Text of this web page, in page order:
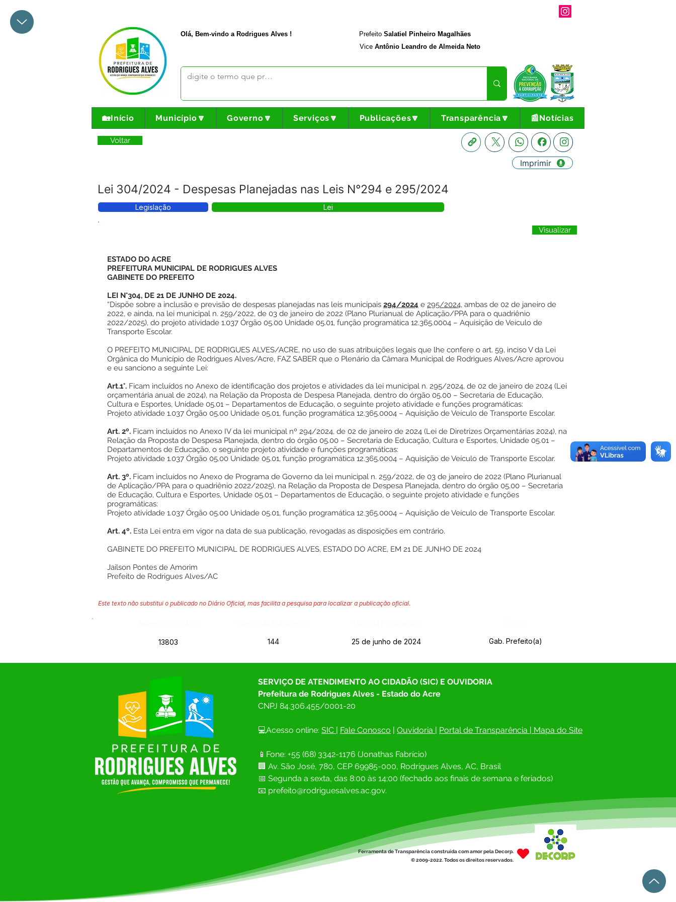
Olá, Bem-vindo a Rodrigues Alves ! Prefeito Salatiel Pinheiro Magalhães
Vice Antônio Leandro de Almeida Neto
🏡Início Município🔽 Governo🔽 Serviços🔽 Publicações🔽 Transparência🔽 📰Notícias
Voltar
Lei 304/2024 - Despesas Planejadas nas Leis N°294 e 295/2024
Imprimir
Legislação Lei
Visualizar
ESTADO DO ACRE
PREFEITURA MUNICIPAL DE RODRIGUES ALVES
GABINETE DO PREFEITO
LEI N°304, DE 21 DE JUNHO DE 2024.
“Dispõe sobre a inclusão e previsão de despesas planejadas nas leis municipais 294/2024 e 295/2024, ambas de 02 de janeiro de
2022, e ainda, na lei municipal n. 259/2022, de 03 de janeiro de 2022 (Plano Plurianual de Aplicação/PPA para o quadriênio
2022/2025), do projeto atividade 1.037 Órgão 05.00 Unidade 05.01, função programática 12.365.0004 – Aquisição de Veículo de
Transporte Escolar.
O PREFEITO MUNICIPAL DE RODRIGUES ALVES/ACRE, no uso de suas atribuições legais que lhe confere o art. 59, inciso V da Lei
Orgânica do Município de Rodrigues Alves/Acre, FAZ SABER que o Plenário da Câmara Municipal de Rodrigues Alves/Acre aprovou
e eu sanciono a seguinte Lei:
Art.1°. Ficam incluídos no Anexo de identificação dos projetos e atividades da lei municipal n. 295/2024, de 02 de janeiro de 2024 (Lei
orçamentária anual de 2024), na Relação da Proposta de Despesa Planejada, dentro do órgão 05.00 – Secretaria de Educação,
Cultura e Esportes, Unidade 05.01 – Departamentos de Educação, o seguinte projeto atividade e funções programáticas:
Projeto atividade 1.037 Órgão 05.00 Unidade 05.01, função programática 12.365.0004 – Aquisição de Veículo de Transporte Escolar.
Art. 2º. Ficam incluídos no Anexo IV da lei municipal nº 294/2024, de 02 de janeiro de 2024 (Lei de Diretrizes Orçamentárias 2024), na
Relação da Proposta de Despesa Planejada, dentro do órgão 05.00 – Secretaria de Educação, Cultura e Esportes, Unidade 05.01 –
Departamentos de Educação, o seguinte projeto atividade e funções programáticas:
Projeto atividade 1.037 Órgão 05.00 Unidade 05.01, função programática 12.365.0004 – Aquisição de Veículo de Transporte Escolar.
Art. 3º. Ficam incluídos no Anexo de Programa de Governo da lei municipal n. 259/2022, de 03 de janeiro de 2022 (Plano Plurianual
de Aplicação/PPA para o quadriênio 2022/2025), na Relação da Proposta de Despesa Planejada, dentro do órgão 05.00 – Secretaria
de Educação, Cultura e Esportes, Unidade 05.01 – Departamentos de Educação, o seguinte projeto atividade e funções
programáticas:
Projeto atividade 1.037 Órgão 05.00 Unidade 05.01, função programática 12.365.0004 – Aquisição de Veículo de Transporte Escolar.
Art. 4º. Esta Lei entra em vigor na data de sua publicação, revogadas as disposições em contrário.
GABINETE DO PREFEITO MUNICIPAL DE RODRIGUES ALVES, ESTADO DO ACRE, EM 21 DE JUNHO DE 2024
Jailson Pontes de Amorim
Prefeito de Rodrigues Alves/AC
Este texto não substitui o publicado no Diário Oficial, mas facilita a pesquisa para localizar a publicação oficial.
13803 144 25 de junho de 2024 Gab. Prefeito(a)
SERVIÇO DE ATENDIMENTO AO CIDADÃO (SIC) E OUVIDORIA
Prefeitura de Rodrigues Alves - Estado do Acre
CNPJ 84.306.455/0001-20
💻Acesso online: SIC | Fale Conosco | Ouvidoria | Portal de Transparência | Mapa do Site
📱Fone: +55 (68) 3342-1176 (Jonathas Fabrício)
🏢 Av. São José, 780, CEP 69985-000, Rodrigues Alves, AC, Brasil
📅 Segunda a sexta, das 8:00 às 14;00 (fechado aos finais de semana e feriados)
📧 prefeito@rodriguesalves.ac.gov.
Ferramenta de Transparência construída com amor pela Decorp.
© 2009-2022. Todos os direitos reservados.